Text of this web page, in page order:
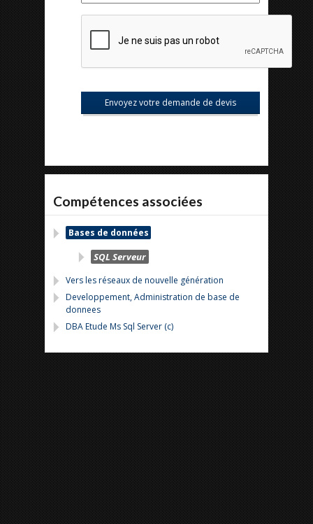
Compétences associées
Bases de données
SQL Serveur
Vers les réseaux de nouvelle génération
Developpement, Administration de base de
donnees
DBA Etude Ms Sql Server (c)